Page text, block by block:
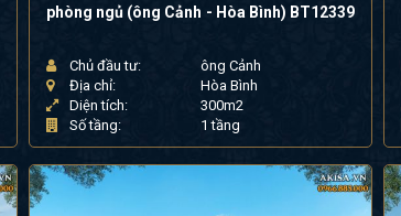
phòng ngủ (ông Cảnh - Hòa Bình) BT12339
Chủ đầu tư:
ông Cảnh
Địa chỉ:
Hòa Bình
Diện tích:
300m2
Số tầng:
1 tầng